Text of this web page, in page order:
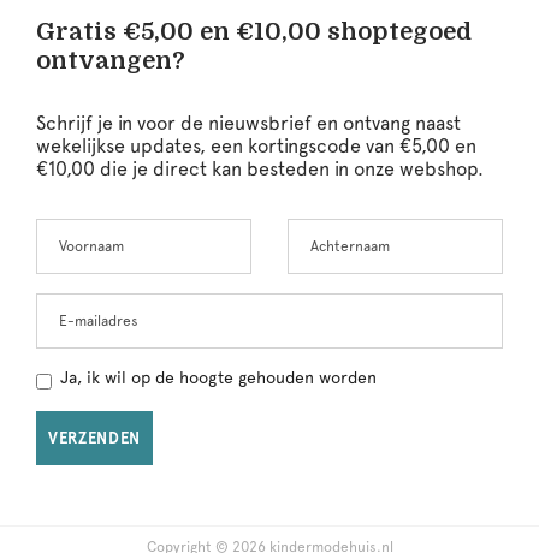
Gratis €5,00 en €10,00 shoptegoed
ontvangen?
Schrijf je in voor de nieuwsbrief en ontvang naast
wekelijkse updates, een kortingscode van €5,00 en
€10,00 die je direct kan besteden in onze webshop.
this
Ja, ik wil op de hoogte gehouden worden
VERZENDEN
Copyright © 2026 kindermodehuis.nl